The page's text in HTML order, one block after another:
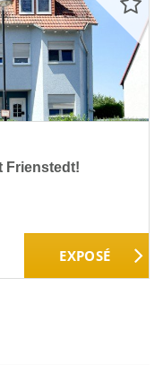
Frienstedt!